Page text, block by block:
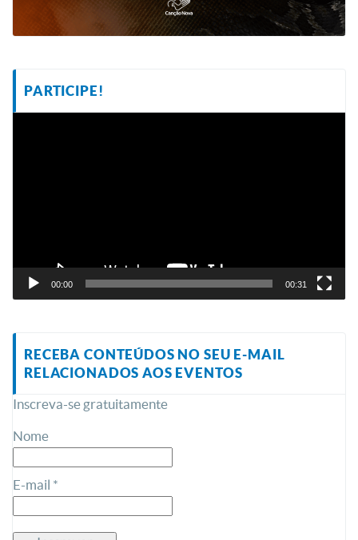
PARTICIPE!
00:00 00:31
RECEBA CONTEÚDOS NO SEU E-MAIL
RELACIONADOS AOS EVENTOS
Inscreva-se gratuitamente
Nome
E-mail *